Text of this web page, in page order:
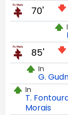
70'
85'
In
G.
In
T.
Morais